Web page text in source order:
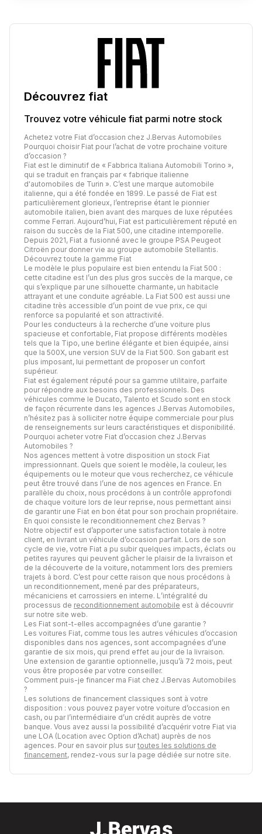
Découvrez fiat
Trouvez votre véhicule fiat parmi notre stock
Achetez votre Fiat d’occasion chez J.Bervas Automobiles
Pourquoi choisir Fiat pour l’achat de votre prochaine voiture
d’occasion ?
Fiat est le diminutif de « Fabbrica Italiana Automobili Torino »,
qui se traduit en français par « fabrique italienne
d'automobiles de Turin ». C’est une marque automobile
italienne, qui a été fondée en 1899. Le passé de Fiat est
particulièrement glorieux, l’entreprise étant le pionnier
automobile italien, bien avant des marques de luxe réputées
comme Ferrari. Aujourd’hui, Fiat est particulièrement réputé en
raison du succès de la Fiat 500, une citadine intemporelle.
Depuis 2021, Fiat a fusionné avec le groupe PSA Peugeot
Citroën pour donner vie au groupe automobile Stellantis.
Découvrez toute la gamme Fiat
Le modèle le plus populaire est bien entendu la Fiat 500 :
cette citadine est l’un des plus gros succès de la marque, ce
qui s’explique par une silhouette charmante, un habitacle
attrayant et une conduite agréable. La Fiat 500 est aussi une
citadine très accessible d’un point de vue prix, ce qui
renforce sa popularité et son attractivité.
Pour les conducteurs à la recherche d’une voiture plus
spacieuse et confortable, Fiat propose différents modèles
tels que la Tipo, une berline élégante et bien équipée, ainsi
que la 500X, une version SUV de la Fiat 500. Son gabarit est
plus imposant, lui permettant de proposer un confort
supérieur.
Fiat est également réputé pour sa gamme utilitaire, parfaite
pour répondre aux besoins des professionnels. Des
véhicules comme le Ducato, Talento et Scudo sont en stock
de façon récurrente dans les agences J.Bervas Automobiles,
n’hésitez pas à solliciter notre équipe commerciale pour plus
de renseignements sur leurs caractéristiques et disponibilité.
Pourquoi acheter votre Fiat d’occasion chez J.Bervas
Automobiles ?
Nos agences mettent à votre disposition un stock Fiat
impressionnant. Quels que soient le modèle, la couleur, les
équipements ou le moteur que vous recherchez, ce véhicule
peut être trouvé dans l’une de nos agences en France. En
parallèle du choix, nous procédons à un contrôle approfondi
de chaque voiture lors de leur reprise, nous permettant ainsi
de garantir une Fiat en bon état pour son prochain propriétaire.
En quoi consiste le reconditionnement chez Bervas ?
Notre objectif est d’apporter une satisfaction totale à notre
client, en livrant un véhicule d’occasion parfait. Lors de son
cycle de vie, votre Fiat a pu subir quelques impacts, éclats ou
petites rayures qui peuvent gâcher le plaisir de la livraison et
de la découverte de la voiture, notamment lors des premiers
trajets à bord. C’est pour cette raison que nous procédons à
un reconditionnement, mené par des préparateurs,
mécaniciens et carrossiers en interne. L’intégralité du
processus de reconditionnement automobile est à découvrir
sur notre site web.
Les Fiat sont-t-elles accompagnées d’une garantie ?
Les voitures Fiat, comme tous les autres véhicules d’occasion
disponibles dans nos agences, sont accompagnées d’une
garantie de six mois, qui prend effet au jour de la livraison.
Une extension de garantie optionnelle, jusqu’à 72 mois, peut
vous être proposée par votre conseiller.
Comment puis-je financer ma Fiat chez J.Bervas Automobiles
?
Les solutions de financement classiques sont à votre
disposition : vous pouvez payer votre voiture d’occasion en
cash, ou par l’intermédiaire d’un crédit auprès de votre
banque. Vous avez aussi la possibilité d’acquérir votre Fiat via
une LOA (Location avec Option d’Achat) auprès de nos
agences. Pour en savoir plus surtoutes les solutions de
financement, rendez-vous sur la page dédiée sur notre site.